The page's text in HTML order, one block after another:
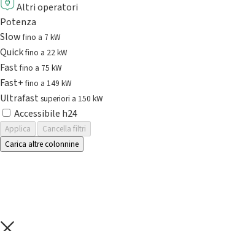
Altri operatori
Potenza
Slowfino a 7 kW
Quickfino a 22 kW
Fastfino a 75 kW
Fast+fino a 149 kW
Ultrafast superiori a 150 kW
Accessibile h24
Applica
Cancella filtri
Carica altre colonnine